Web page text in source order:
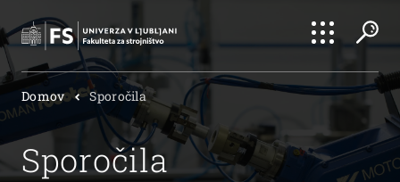
Išči
Išči
Domov Sporočila
Sporočila